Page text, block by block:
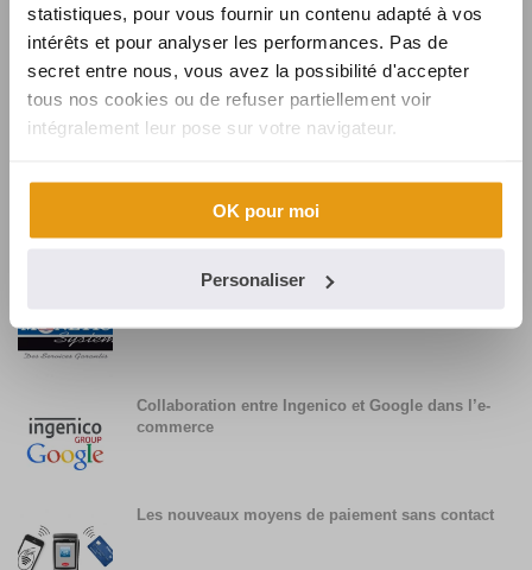
statistiques, pour vous fournir un contenu adapté à vos
intérêts et pour analyser les performances. Pas de
secret entre nous, vous avez la possibilité d'accepter
tous nos cookies ou de refuser partiellement voir
intégralement leur pose sur votre navigateur.
OK pour moi
Personaliser
Synalcom souhaite la bienvenue à Karine
Synalcom, fournisseur de solutions et services
monétiques pour BURGER KING
Collaboration entre Ingenico et Google dans l’e-
commerce
Les nouveaux moyens de paiement sans contact